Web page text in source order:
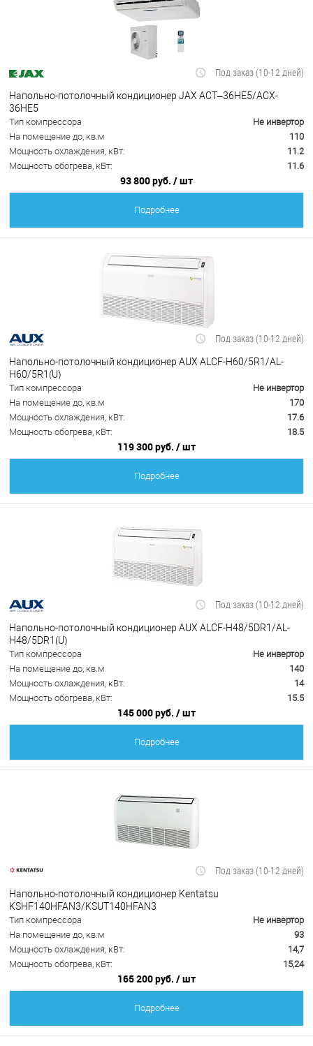
Под заказ (10-12 дней)
Напольно-потолочный кондиционер JAX ACT–36HE5/ACX-
36НE5
Тип компрессора
Не инвертор
На помещение до, кв.м
110
Мощность охлаждения, кВт:
11.2
Мощность обогрева, кВт:
11.6
93 800 руб. / шт
Подробнее
Под заказ (10-12 дней)
Напольно-потолочный кондиционер AUX ALCF-H60/5R1/AL-
H60/5R1(U)
Тип компрессора
Не инвертор
На помещение до, кв.м
170
Мощность охлаждения, кВт:
17.6
Мощность обогрева, кВт:
18.5
119 300 руб. / шт
Подробнее
Под заказ (10-12 дней)
Напольно-потолочный кондиционер AUX ALCF-H48/5DR1/AL-
H48/5DR1(U)
Тип компрессора
Не инвертор
На помещение до, кв.м
140
Мощность охлаждения, кВт:
14
Мощность обогрева, кВт:
15.5
145 000 руб. / шт
Подробнее
Под заказ (10-12 дней)
Напольно-потолочный кондиционер Kentatsu
KSHF140HFAN3/KSUT140HFAN3
Тип компрессора
Не инвертор
На помещение до, кв.м
93
Мощность охлаждения, кВт:
14,7
Мощность обогрева, кВт:
15,24
165 200 руб. / шт
Подробнее